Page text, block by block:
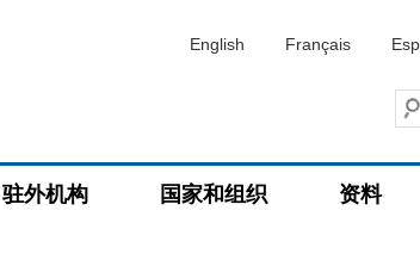
English Français
驻外机构 国家和组织 资料